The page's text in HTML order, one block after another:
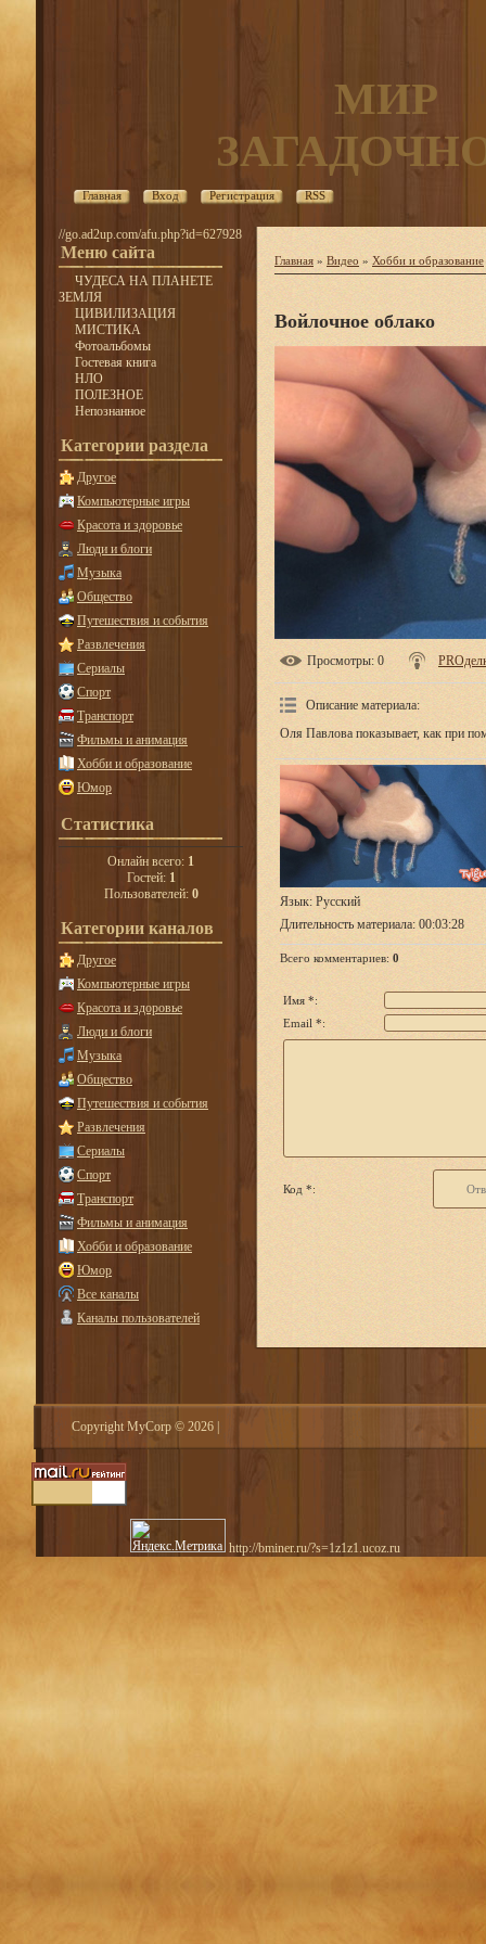
МИР
Главная Вход Регистрация RSS
//go.ad2up.com/afu.php?id=627928
Меню сайта
ЧУДЕСА НА ПЛАНЕТЕ
ЗЕМЛЯ
ЦИВИЛИЗАЦИЯ
МИСТИКА
Фотоальбомы
Гостевая книга
НЛО
ПОЛЕЗНОЕ
Непознанное
Категории раздела
Другое
Компьютерные игры
Красота и здоровье
Люди и блоги
Музыка
Общество
Путешествия и события
Развлечения
Сериалы
Спорт
Транспорт
Фильмы и анимация
Хобби и образование
Юмор
Статистика
Онлайн всего: 1
Гостей: 1
Пользователей: 0
Категории каналов
Другое
Компьютерные игры
Красота и здоровье
Люди и блоги
Музыка
Общество
Путешествия и события
Развлечения
Сериалы
Спорт
Транспорт
Фильмы и анимация
Хобби и образование
Юмор
Все каналы
Каналы пользователей
Главная » Видео » Хобби и образование
Войлочное облако
Просмотры: 0
Описание материала:
Оля Павлова показывает, как при
Язык: Русский
Длительность материала: 00:03:28
Всего комментариев: 0
Имя *:
Email *:
Код *:
Copyright MyCorp © 2026
http://bminer.ru/?s=1z1z1.ucoz.ru